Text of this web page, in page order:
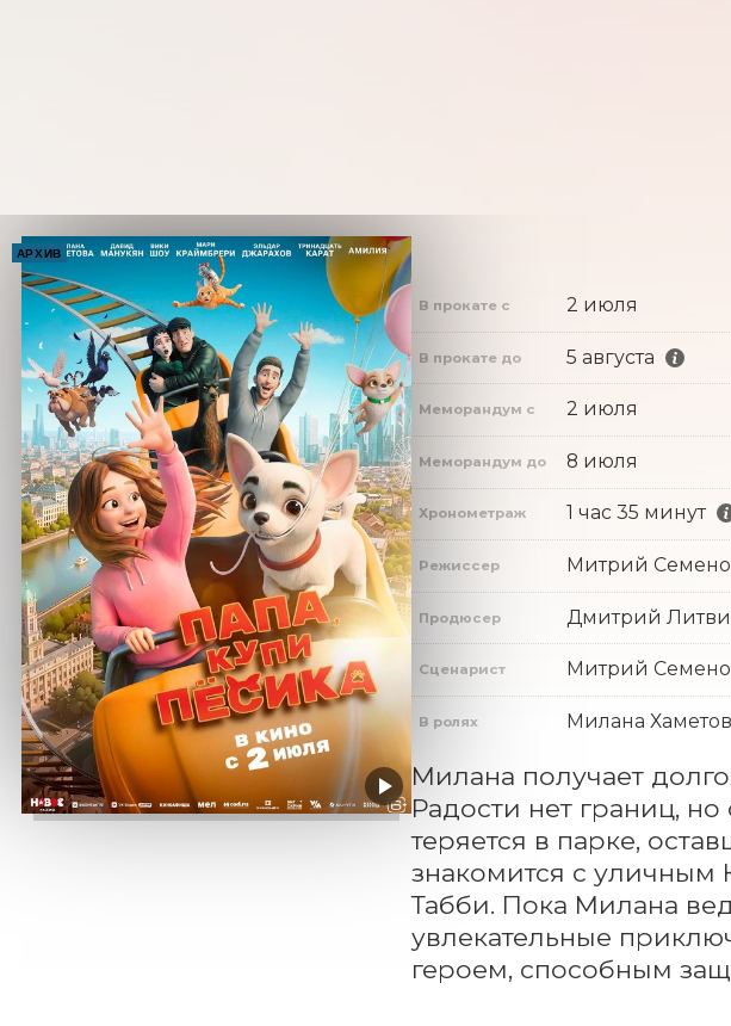
АРХИВ
В прокате с 2 июля
В прокате до 5 августа
Меморандум с 2 июля
Меморандум до 8 июля
Хронометраж 1 час 35 минут
Режиссер Митрий
Продюсер Дмитрий
Сценарист Митрий
В ролях Милана
Милана получает
Радости нет границ,
теряется в парке,
знакомится с уличным
Табби. Пока Милана
увлекательные
героем, способным